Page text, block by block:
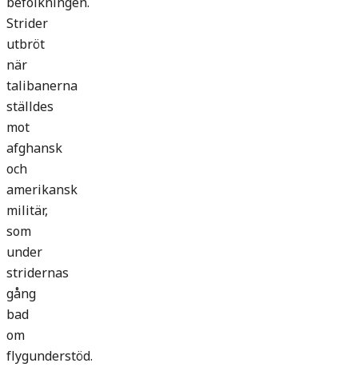
Strider
utbröt
när
talibanerna
ställdes
mot
afghansk
och
amerikansk
militär,
som
under
stridernas
gång
bad
om
flygunderstöd.